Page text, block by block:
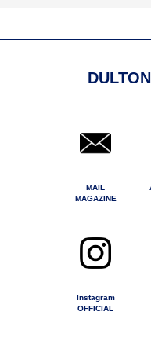
MAIL
MAGAZINE
Instagram
OFFICIAL